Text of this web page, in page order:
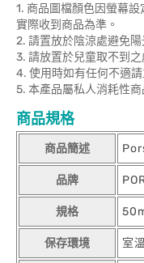
1. 商品圖檔顏色因螢幕
實際收到商品為準。
2. 請置放於陰涼處避免陽
3. 請放置於兒童取不到之
4. 使用時如有任何不適
5. 本產品屬私人消耗性
商品規格
商品簡述
品牌
規格
保存環境 室溫